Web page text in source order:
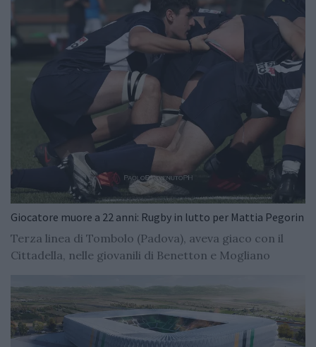
Giocatore muore a 22 anni: Rugby in lutto per Mattia Pegorin
Terza linea di Tombolo (Padova), aveva giaco con il
Cittadella, nelle giovanili di Benetton e Mogliano